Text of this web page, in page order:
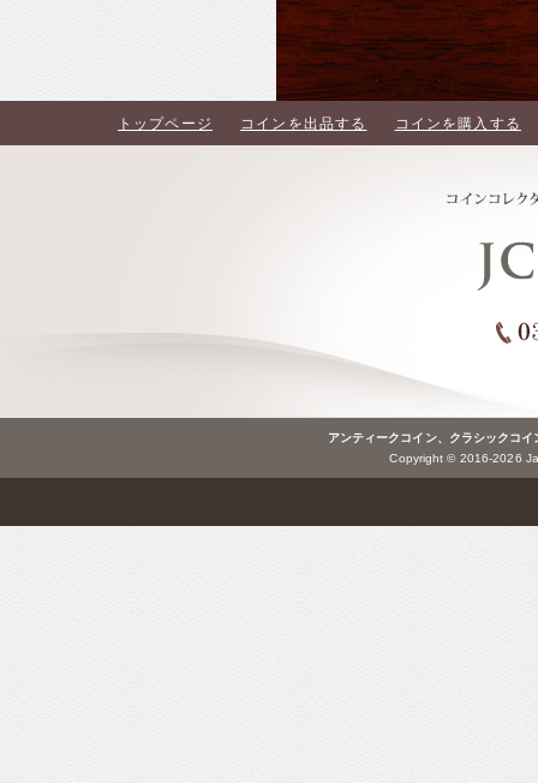
トップページ コインを出品する コインを購入する
アンティークコイン、クラシックコ
Copyright © 2016-2026